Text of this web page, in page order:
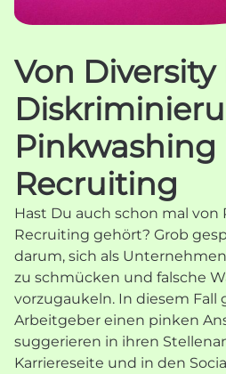
Von Diversity
Pinkwashing
Recruiting
Hast Du auch schon mal von
Recruiting gehört? Grob
darum, sich als
zu schmücken und falsche
vorzugaukeln. In diesem Fall
Arbeitgeber einen pinken
suggerieren in ihren
Karriereseite und in den